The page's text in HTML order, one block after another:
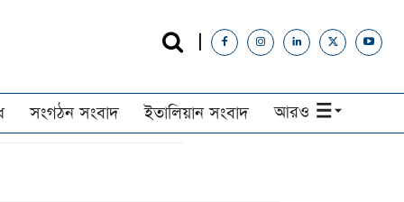
সংগঠন সংবাদ ইতালিয়ান সংবাদ আরও